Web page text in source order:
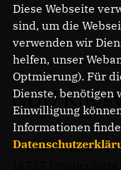
CDU
Berliner Straße
Diese Webseite
sind, um die
verwenden wir
helfen, unser
Optmierung). Für
Dienste, benötigen
Einwilligung
Informationen